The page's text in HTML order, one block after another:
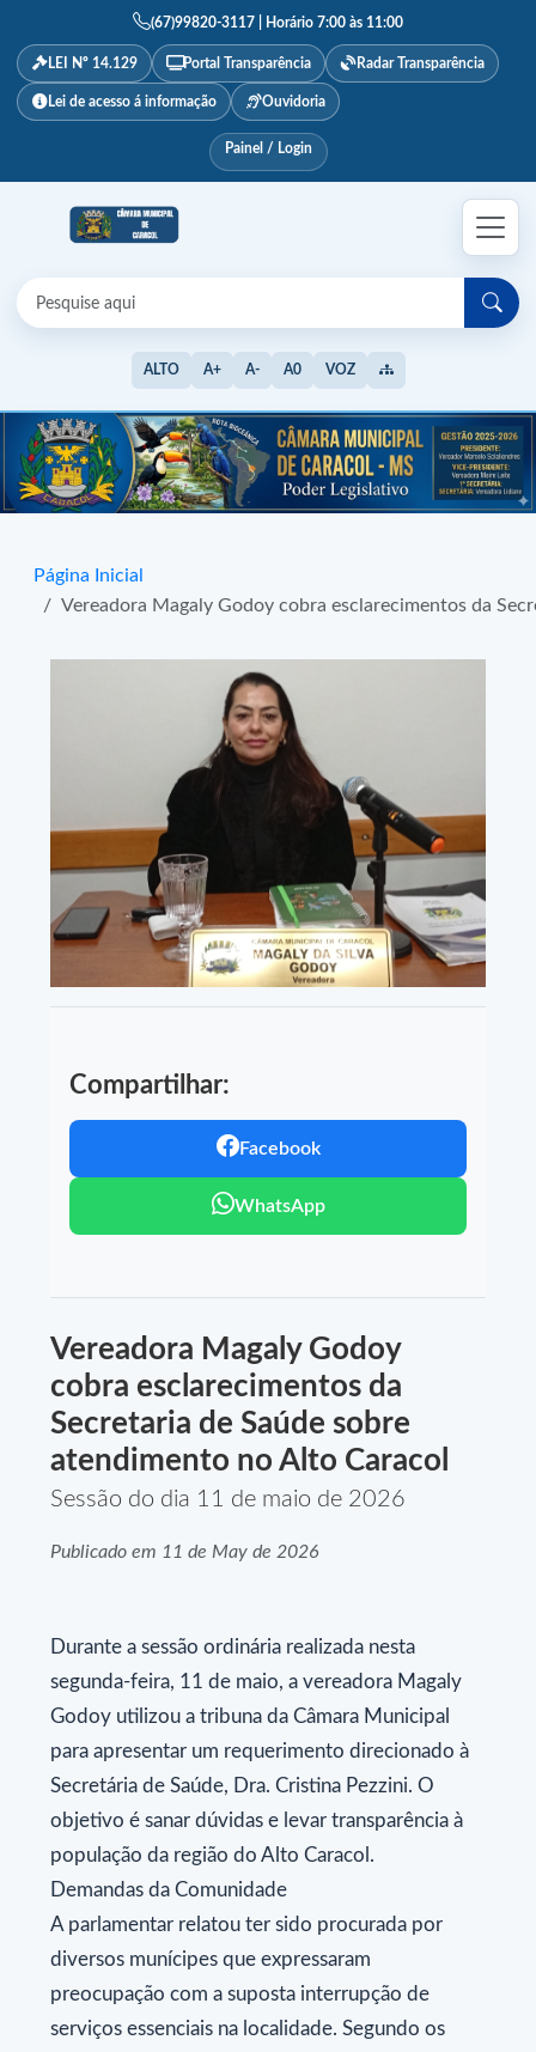
(67)99820-3117 | Horário 7:00 às 11:00
LEI Nº 14.129 Portal Transparência Radar Transparência
Lei de acesso á informação Ouvidoria
Painel / Login
ALTO A+ A- A0 VOZ
Página Inicial
Vereadora Magaly Godoy cobra esclarecimentos da
Compartilhar:
Facebook
WhatsApp
Vereadora Magaly Godoy
cobra esclarecimentos da
Secretaria de Saúde sobre
atendimento no Alto Caracol
Sessão do dia 11 de maio de 2026
Publicado em 11 de May de 2026
Durante a sessão ordinária realizada nesta
segunda-feira, 11 de maio, a vereadora Magaly
Godoy utilizou a tribuna da Câmara Municipal
para apresentar um requerimento direcionado à
Secretária de Saúde, Dra. Cristina Pezzini. O
objetivo é sanar dúvidas e levar transparência à
população da região do Alto Caracol.
​Demandas da Comunidade
​A parlamentar relatou ter sido procurada por
diversos munícipes que expressaram
preocupação com a suposta interrupção de
serviços essenciais na localidade. Segundo os